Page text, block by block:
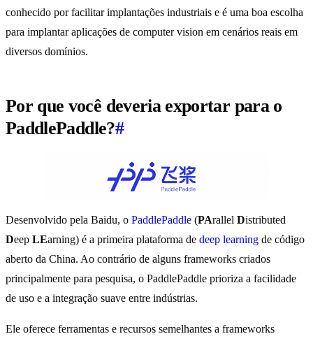
conhecido por facilitar implantações industriais e é uma boa escolha
para implantar aplicações de computer vision em cenários reais em
diversos domínios.
Por que você deveria exportar para o
PaddlePaddle?#
Desenvolvido pela Baidu, o PaddlePaddle (PArallel Distributed
Deep LEarning) é a primeira plataforma de deep learning de código
aberto da China. Ao contrário de alguns frameworks criados
principalmente para pesquisa, o PaddlePaddle prioriza a facilidade
de uso e a integração suave entre indústrias.
Ele oferece ferramentas e recursos semelhantes a frameworks